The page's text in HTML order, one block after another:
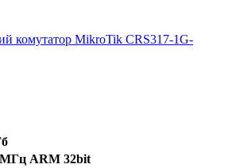
комутатор MikroTik CRS317-1G-
МГц ARM 32bit